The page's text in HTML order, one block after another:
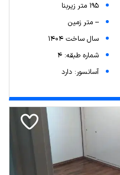
195 متر زیربنا
-- متر زمین
سال ساخت 1404
شماره طبقه: 4
آسانسور: دارد